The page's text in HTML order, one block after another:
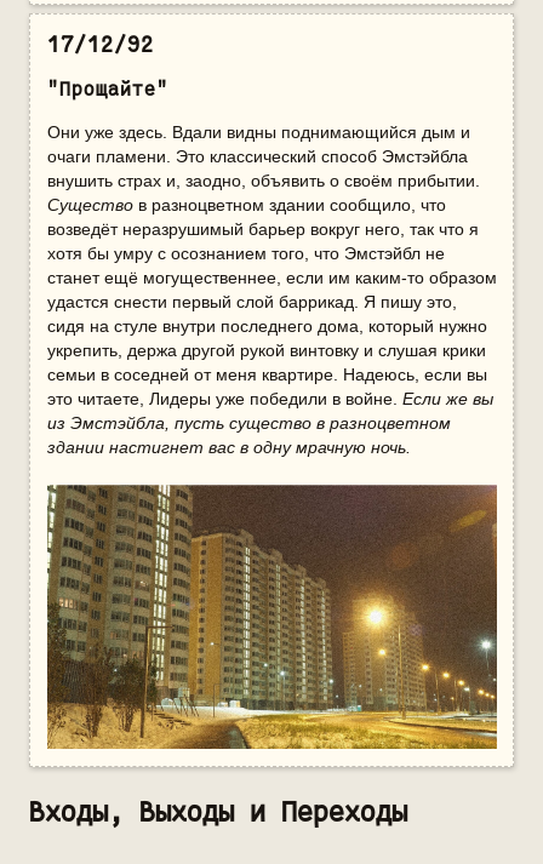
17/12/92
"Прощайте"
Они уже здесь. Вдали видны поднимающийся дым и
очаги пламени. Это классический способ Эмстэйбла
внушить страх и, заодно, объявить о своём прибытии.
Существов разноцветном здании сообщило, что
возведёт неразрушимый барьер вокруг него, так что я
хотя бы умру с осознанием того, что Эмстэйбл не
станет ещё могущественнее, если им каким-то образом
удастся снести первый слой баррикад. Я пишу это,
сидя на стуле внутри последнего дома, который нужно
укрепить, держа другой рукой винтовку и слушая крики
семьи в соседней от меня квартире. Надеюсь, если вы
это читаете, Лидеры уже победили в войне. Если же вы
из Эмстэйбла, пусть существо в разноцветном
здании настигнет вас в одну мрачную ночь.
Входы, Выходы и Переходы